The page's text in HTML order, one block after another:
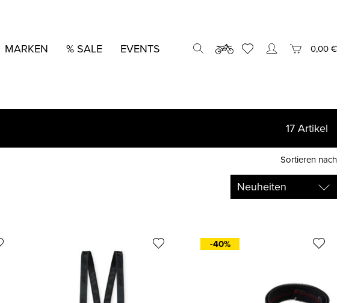
MARKEN % SALE EVENTS 0,00 €
17Artikel
Sortieren nach
-40%